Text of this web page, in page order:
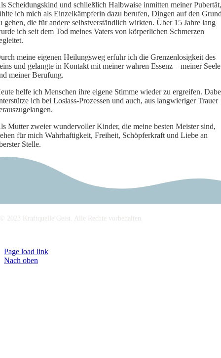
Scheidungskind und schließlich Halbwaise inmitten meiner
ich mich als Einzelkämpferin dazu berufen, Dingen auf den
gehen, die für andere selbstverständlich wirkten. Über 15 Jahre lang
ich seit dem Tod meines Vaters von körperlichen Schmerzen
meine eigenen Heilungsweg erfuhr ich die Grenzenlosigkeit des
und gelangte in Kontakt mit meiner wahren Essenz – meiner Seele
meiner Berufung.
helfe ich Menschen ihre eigene Stimme wieder zu ergreifen.
ich bei Loslass-Prozessen und auch, aus langwieriger Trauer
Mutter zweier wundervoller Kinder, die meine besten Meister sind,
für mich Wahrhaftigkeit, Freiheit, Schöpferkraft und Liebe an
Stelle.
© 2023 Kraftquelle Geist. Alle Rechte vorbehalten.
Page load link
Nach oben